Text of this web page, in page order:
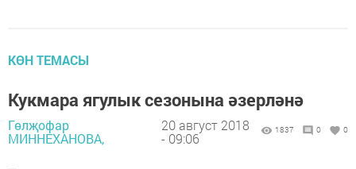
КӨН ТЕМАСЫ
Кукмара ягулык сезонына әзерләнә
Гөлҗофар
МИННЕХАНОВА,
20 август 2018
- 09:06
1837 0 0